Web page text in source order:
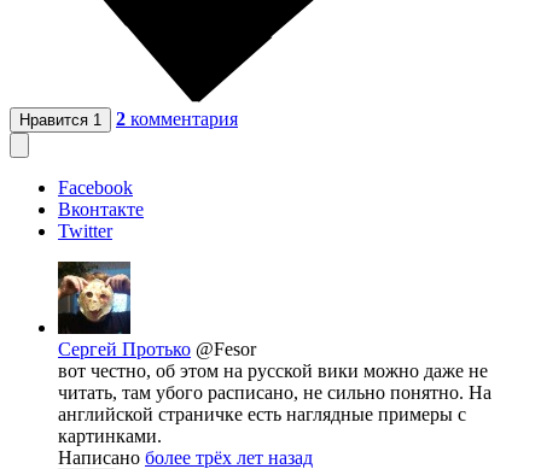
Нравится 1 2 комментария
Facebook
Вконтакте
Twitter
Сергей Протько @Fesor
вот честно, об этом на русской вики можно даже не
читать, там убого расписано, не сильно понятно. На
английской страничке есть наглядные примеры с
картинками.
Написано более трёх лет назад